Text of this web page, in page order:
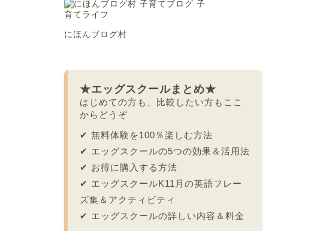
にほんブログ村
★エッグスクールまとめ★
はじめての方も、比較したい方もここ
からどうぞ
✔ 無料体験を100％楽しむ方法
✔ エッグスクールの5つの効果＆活用法
✔ お得に購入する方法
✔ エッグスクールK11月の英語フレー
ズ集＆アクティビティ
✔ エッグスクールの詳しい内容＆料金